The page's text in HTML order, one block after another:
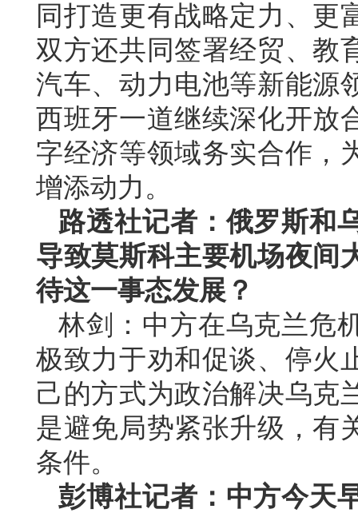
同打造更有战略定力、更
双方还共同签署经贸、教
汽车、动力电池等新能源
西班牙一道继续深化开放
字经济等领域务实合作，
增添动力。
路透社记者：俄罗斯和
导致莫斯科主要机场夜间
待这一事态发展？
林剑：中方在乌克兰危
极致力于劝和促谈、停火
己的方式为政治解决乌克
是避免局势紧张升级，有
条件。
彭博社记者：中方今天